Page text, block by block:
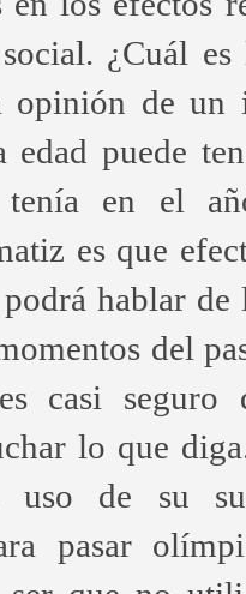
¿Cuál
opinión de un
edad puede
en el
es que
hablar de
del
casi seguro
lo que
uso de su
pasar